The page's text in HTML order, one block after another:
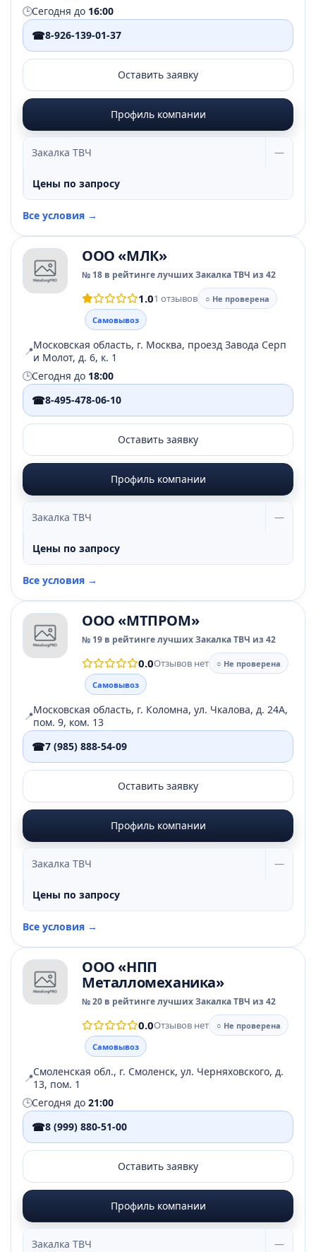
🕒Сегодня до 16:00
☎8-926-139-01-37
Оставить заявку
Профиль компании
Закалка ТВЧ —
Цены по запросу
Все условия →
ООО «МЛК»
№ 18 в рейтинге лучших Закалка ТВЧ из 42
1.01 отзывов
○ Не проверена
Самовывоз
📍Московская область, г. Москва, проезд Завода Серп
и Молот, д. 6, к. 1
🕒Сегодня до 18:00
☎8-495-478-06-10
Оставить заявку
Профиль компании
Закалка ТВЧ —
Цены по запросу
Все условия →
ООО «МТПРОМ»
№ 19 в рейтинге лучших Закалка ТВЧ из 42
0.0Отзывов нет
○ Не проверена
Самовывоз
📍Московская область, г. Коломна, ул. Чкалова, д. 24А,
пом. 9, ком. 13
☎7 (985) 888-54-09
Оставить заявку
Профиль компании
Закалка ТВЧ —
Цены по запросу
Все условия →
ООО «НПП
Металломеханика»
№ 20 в рейтинге лучших Закалка ТВЧ из 42
0.0Отзывов нет
○ Не проверена
Самовывоз
📍Смоленская обл., г. Смоленск, ул. Черняховского, д.
13, пом. 1
🕒Сегодня до 21:00
☎8 (999) 880-51-00
Оставить заявку
Профиль компании
Закалка ТВЧ —